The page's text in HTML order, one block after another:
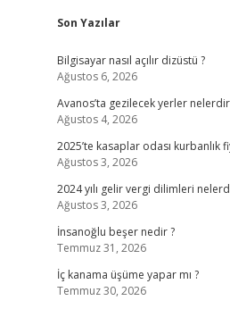
Sidebar
Son Yazılar
Bilgisayar nasıl açılır dizüstü ?
Ağustos 6, 2026
Avanos’ta gezilecek yerler
Ağustos 4, 2026
2025’te kasaplar odası kurbanlık
Ağustos 3, 2026
2024 yılı gelir vergi dilimleri
Ağustos 3, 2026
İnsanoğlu beşer nedir ?
Temmuz 31, 2026
İç kanama üşüme yapar mı ?
Temmuz 30, 2026